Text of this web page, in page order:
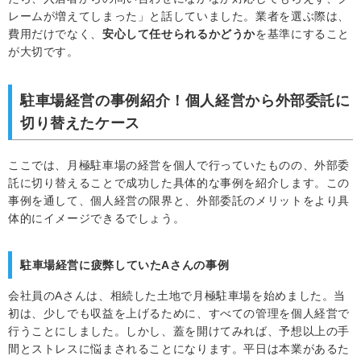
レームが増えてしまった」と話していました。業者を選ぶ際は、
費用だけでなく、 安心して任せられるかどうかを基準にすること
が大切です。
駐車場経営の事例紹介！個人経営から外部委託に
切り替えたケース
ここでは、月極駐車場の経営を個人で行っていたものの、外部委
託に切り替えることで成功した具体的な事例を紹介します。この
事例を通して、個人経営の限界と、外部委託のメリットをより具
体的にイメージできるでしょう。
駐車場経営に疲弊していたAさんの事例
会社員のAさんは、相続した土地で月極駐車場を始めました。当
初は、少しでも収益を上げるために、すべての管理を個人経営で
行うことにしました。しかし、蓋を開けてみれば、予想以上の手
間とストレスに悩まされることになります。平日は本業があるた